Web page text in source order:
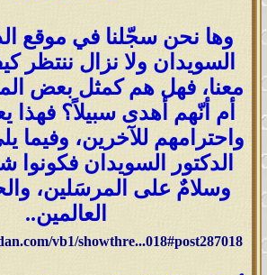
وها نحن سجّلنا في موقع
السويدان ولا نزال ننتظر
معنا، فهل هم كمثل بعض
أم أنّهم أهدى سبيلاً؟ فهذا
واحترامهم للآخرين، وفيما
الدكتور السويدان فكونوا
وسلامٌ على المرسَلين،
العالمين..
vb1/showthre...018#post287018